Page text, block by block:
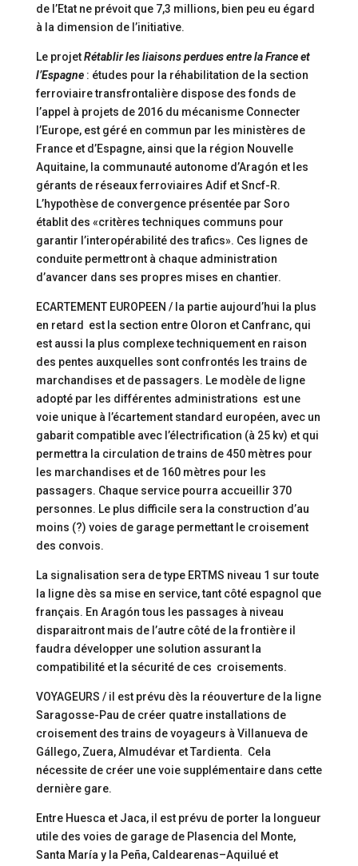
de l’Etat ne prévoit que 7,3 millions, bien peu eu égard
à la dimension de l’initiative.
Le projetRétablir les liaisons perdues entre la France et
l’Espagne : études pour la réhabilitation de la section
ferroviaire transfrontalière dispose des fonds de
l’appel à projets de 2016 du mécanisme Connecter
l’Europe, est géré en commun par les ministères de
France et d’Espagne, ainsi que la région Nouvelle
Aquitaine, la communauté autonome d’Aragón et les
gérants de réseaux ferroviaires Adif et Sncf-R.
L’hypothèse de convergence présentée par Soro
établit des «critères techniques communs pour
garantir l’interopérabilité des trafics». Ces lignes de
conduite permettront à chaque administration
d’avancer dans ses propres mises en chantier.
ECARTEMENT EUROPEEN / la partie aujourd’hui la plus
en retard est la section entre Oloron et Canfranc, qui
est aussi la plus complexe techniquement en raison
des pentes auxquelles sont confrontés les trains de
marchandises et de passagers. Le modèle de ligne
adopté par les différentes administrations est une
voie unique à l’écartement standard européen, avec un
gabarit compatible avec l’électrification (à 25 kv) et qui
permettra la circulation de trains de 450 mètres pour
les marchandises et de 160 mètres pour les
passagers. Chaque service pourra accueillir 370
personnes. Le plus difficile sera la construction d’au
moins (?) voies de garage permettant le croisement
des convois.
La signalisation sera de type ERTMS niveau 1 sur toute
la ligne dès sa mise en service, tant côté espagnol que
français. En Aragón tous les passages à niveau
disparaitront mais de l’autre côté de la frontière il
faudra développer une solution assurant la
compatibilité et la sécurité de ces croisements.
VOYAGEURS / il est prévu dès la réouverture de la ligne
Saragosse-Pau de créer quatre installations de
croisement des trains de voyageurs à Villanueva de
Gállego, Zuera, Almudévar et Tardienta. Cela
nécessite de créer une voie supplémentaire dans cette
dernière gare.
Entre Huesca et Jaca, il est prévu de porter la longueur
utile des voies de garage de Plasencia del Monte,
Santa María y la Peña, Caldearenas–Aquilué et